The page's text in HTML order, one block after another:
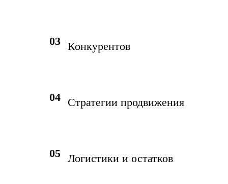
03 Конкурентов
04 Стратегии продвижения
05 Логистики и остатков